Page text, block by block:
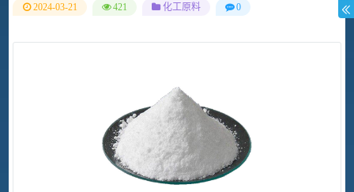
2024-03-21 421 化工原料 0